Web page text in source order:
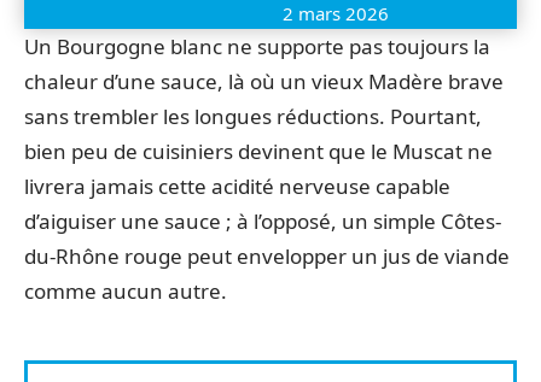
2 mars 2026
Un Bourgogne blanc ne supporte pas toujours la
chaleur d’une sauce, là où un vieux Madère brave
sans trembler les longues réductions. Pourtant,
bien peu de cuisiniers devinent que le Muscat ne
livrera jamais cette acidité nerveuse capable
d’aiguiser une sauce ; à l’opposé, un simple Côtes-
du-Rhône rouge peut envelopper un jus de viande
comme aucun autre.